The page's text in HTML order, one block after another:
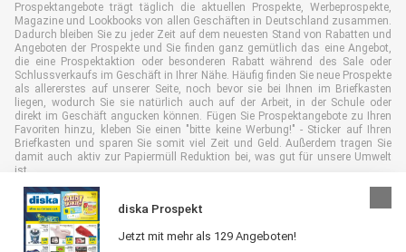
diska Prospekt
Jetzt mit mehr als 129 Angeboten!
Prospektangebote trägt täglich die aktuellen Prospekte, Werbeprospekte,
Magazine und Lookbooks von allen Geschäften in Deutschland zusammen.
Dadurch bleiben Sie zu jeder Zeit auf dem neuesten Stand von Rabatten und
Angeboten der Prospekte und Sie finden ganz gemütlich das eine Angebot,
die eine Prospektaktion oder besonderen Rabatt während des Sale oder
Schlussverkaufs im Geschäft in Ihrer Nähe. Häufig finden Sie neue Prospekte
als allererstes auf unserer Seite, noch bevor sie bei Ihnen im Briefkasten
liegen, wodurch Sie sie natürlich auch auf der Arbeit, in der Schule oder
direkt im Geschäft angucken können. Fügen Sie Prospektangebote zu Ihren
Favoriten hinzu, kleben Sie einen "bitte keine Werbung!" - Sticker auf Ihren
Briefkasten und sparen Sie somit viel Zeit und Geld. Außerdem tragen Sie
damit auch aktiv zur Papiermüll Reduktion bei, was gut für unsere Umwelt
ist.